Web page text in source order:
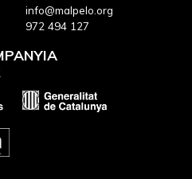
info@malpelo.org
972 494 127